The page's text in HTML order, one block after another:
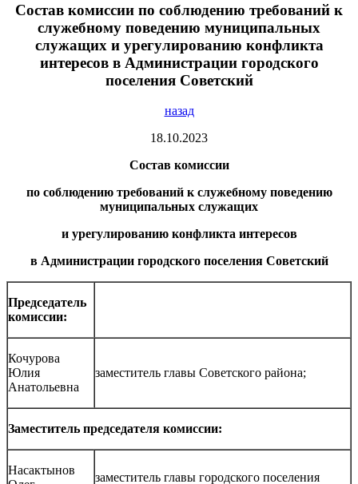
Состав комиссии по соблюдению требований к
служебному поведению муниципальных
служащих и урегулированию конфликта
интересов в Администрации городского
поселения Советский
назад
18.10.2023
Состав комиссии
по соблюдению требований к служебному поведению
муниципальных служащих
и урегулированию конфликта интересов
в Администрации городского поселения Советский
Председатель
комиссии:
Кочурова
Юлия
Анатольевна
заместитель главы Советского района;
Заместитель председателя комиссии:
Насактынов
заместитель главы городского поселения